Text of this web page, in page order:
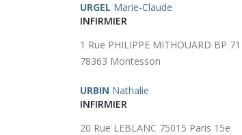
URGEL Marie-Claude
INFIRMIER
1 Rue PHILIPPE MITHOUARD BP 71
78363 Montesson
URBIN Nathalie
INFIRMIER
20 Rue LEBLANC 75015 Paris 15e